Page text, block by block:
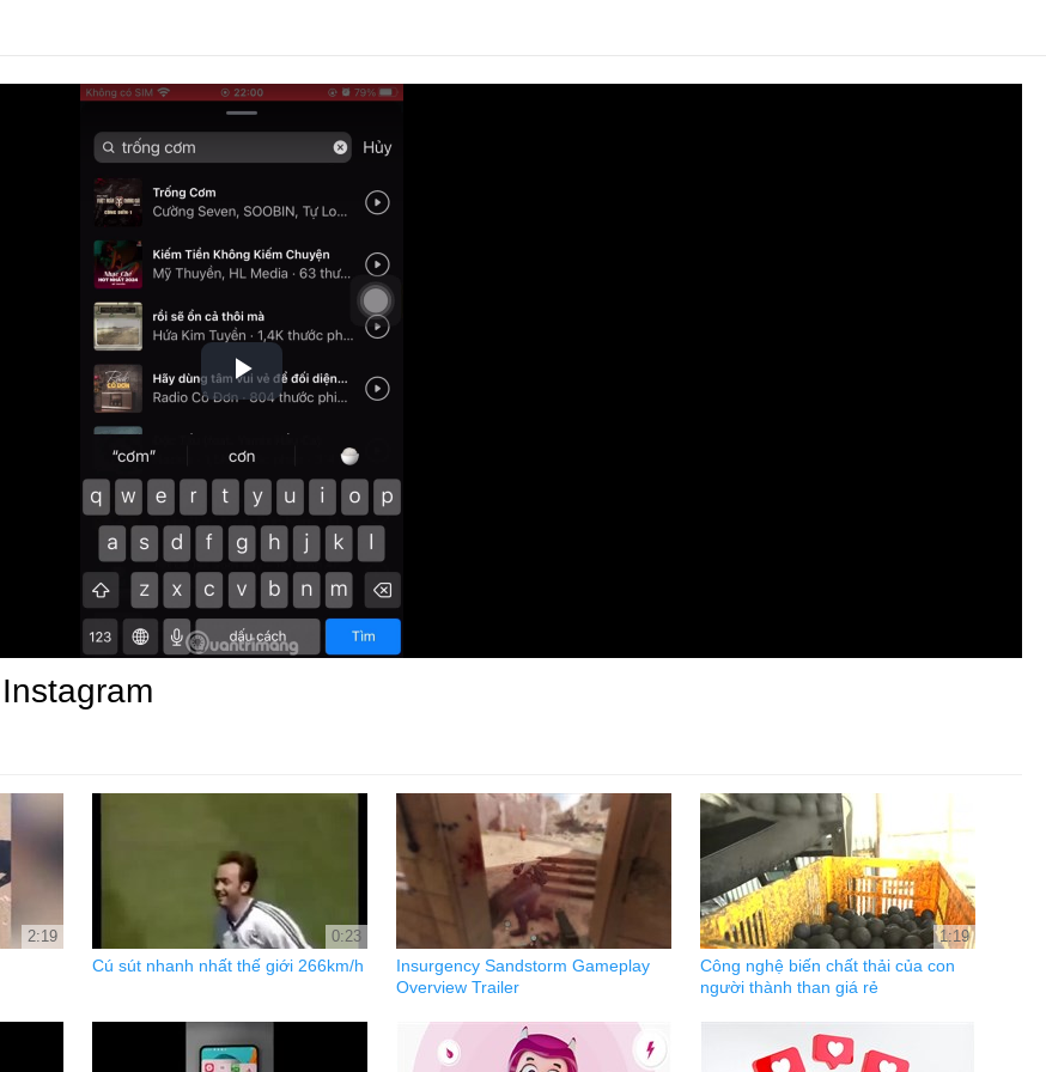
Play
Video
2:19 0:23
Cú sút nhanh nhất thế giới 266km/h
Insurgency Sandstorm Gameplay
Overview Trailer
1:19
Công nghệ biến chất thải của con
người thành than giá rẻ